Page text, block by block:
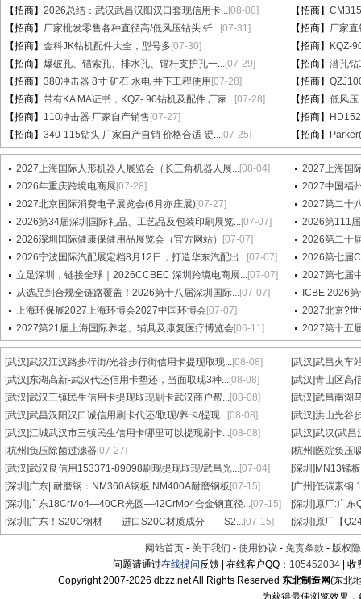
【招商】 2026总结：武汉武昌汉阳汉口套现信用卡...[08-08] 【招商】
【招商】 厂家批发零售各种直径高/低风压钻头 钎...[07-31] 【招商】 厂家
【招商】 金科JK钻机配件大全，型号多 [07-30] 【招商】
KQZ-
【招商】 爆破孔、锚索孔、排水孔、锚杆支护孔一...[07-29] 【招商】 潜孔钻
【招商】 380冲击器 8寸 矿石 水电 井下工程使用 [07-28] 【招商】
【招商】 带有KA MA证书，KQZ- 90钻机及配件 厂家...[07-28] 【招商】 低风压
【招商】 110冲击器 厂家自产销售 [07-27] 【招商】
【招商】 340-115钻头 厂家自产自销 价格合适 硬...[07-25] 【招商】
2027上海国际人形机器人展览会（长三角机器人展...[08-04]
2027上海国
2026年重庆跨境电商展 [07-28]
2027中国福
2027北京国际消费电子展览会(6月亦庄展)[07-27]
2027第二十
2026第34届深圳国际礼品、工艺品及包装印刷展览...[07-07]
2026第111
2026深圳国际健康保健用品展览会（官方网站）
[07-07]
2026第二十
2026宁波国际汽配展定档8月12日，打造华东汽配出...[07-07]
2026第七届
立足深圳，链接全球｜2026CCBEC 深圳跨境电商展...[07-07]
2027第七届
从选品到合规全链路覆盖！2026第十八届深圳国际...[07-07]
ICBE 2026
上海环保展2027上海环博会2027中国环博会[07-07]
2027北京?世
2027第21届上海国际养老、辅具及康复医疗博览会[06-11] 2027第十五
[武汉]武汉江汉路步行街/光谷步行街信用卡提现取现...[08-08] [武汉]武昌火车
[武汉]东湖高新-武汉代还信用卡垫还，当面取现3种...[08-08] [武汉]青山区高
[武汉]武汉三镇民生信用卡提现取现刷卡武汉商户帮...[08-08] [武汉]武昌南湖
[武汉]武昌汉阳汉口诚信用刷卡代还/取现/养卡/提现...[08-08] [武汉]洪山光谷
[武汉]江城武汉市三镇民生信用卡哪里可以提现刷卡...[08-08] [武汉]武汉(武昌
[杭州]负压除菌过滤器[07-27] [杭州] 医院负压
[武汉]武汉良信用153371-89098刷现提现取现/武昌光...[07-04] [深圳] MN13锰
[深圳]广东| 耐磨钢：NM360A钢板 NM400A耐磨钢板 [07-15] [广州]低碳素钢
[深圳]广东18CrMo4—40CR光圆—42CrMo4合金钢直径...[07-15] [深圳]原厂:广东
[深圳]广东！S20C钢材——进口S20C材质成分——S2...[07-15] [深圳]原厂【
网站首页 - 关于我们 - 使用协议 - 免责条款 - 版权
问题请通过在线提问反馈 | 在线客户QQ： 105452034 |
Copyright 2007-2026 dbzz.net All Rights Reserved东北制造网(东北
为获得最佳浏览效果